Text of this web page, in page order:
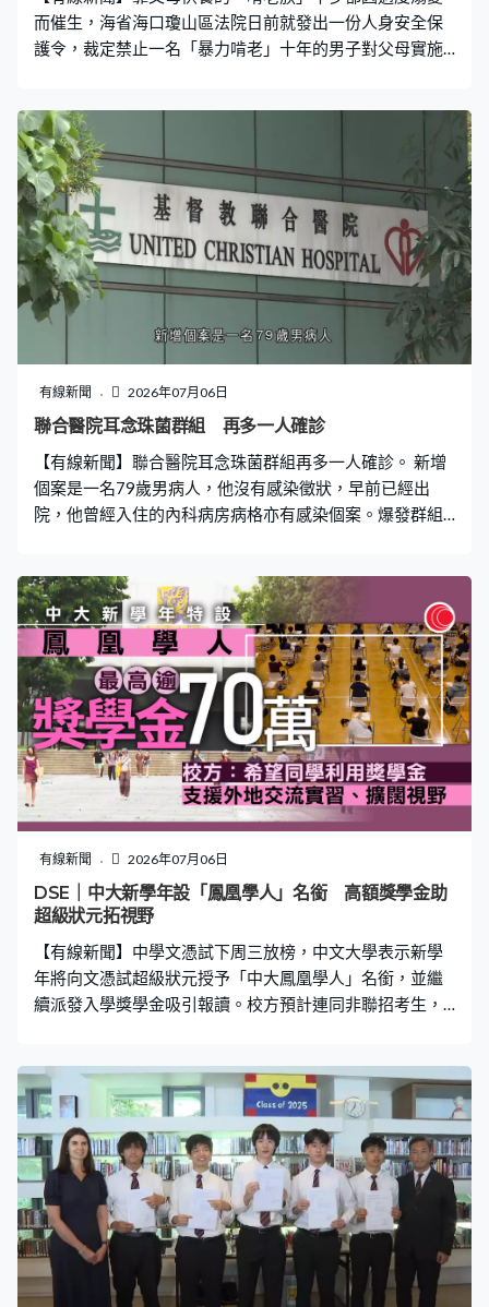
而催生，海省海口瓊山區法院日前就發出一份人身安全保
護令，裁定禁止一名「暴力啃老」十年的男子對父母實施
事人是一對長期溺愛獨子的夫妻，一直以來「有求必
應」，卻換來兒子愈發瘋狂的索取，導致累計近百萬元家
產被揮霍一空。由於兒子稍有不順便惡語相向、人身威
脅，令家人陷於「給錢就太平，不給就翻臉」的死循環，
既無力掙脫，又羞於聲張。 經當地法院陪審員及社區民警
家訪後發現，當事人存在嚴重認知偏差，強行「平息」只
會助長惡行，但更大難題在於如何讓受害人相信「自己有
權說不」，決定制定出適合基層的證據收集清單與申請指
引，並幫助受害家屬破除「家醜不可外揚」的觀念。在司
法局支持下，他們嚴格依照法定程序收集相關證據材料，
確保證據鏈完整、事實清晰。 司法局指導保存證管會 傳
媒：終結噩夢 據司法局表示，這類案件最怕的就是證據滅
失，所以第一時間指導當事人保存聊天記錄、轉賬憑證、
傷情照片、報警記錄，形成完整的證據閉環。法院認定申
請人面臨家庭暴力的現實危險，裁定禁止被申請人騷
有線新聞 2026年07月06日
聯合醫院耳念珠菌群組 再多一人確診
【有線新聞】聯合醫院耳念珠菌群組再多一人確診。 新增
個案是一名79歲男病人，他沒有感染徵狀，早前已經出
院，他曾經入住的內科病房病格亦有感染個案。爆發群組
有線新聞 2026年07月06日
DSE｜中大新學年設「鳳凰學人」名銜 高額獎學金助
超級狀元拓視野
【有線新聞】中學文憑試下周三放榜，中文大學表示新學
年將向文憑試超級狀元授予「中大鳳凰學人」名銜，並繼
續派發入學獎學金吸引報讀。校方預計連同非聯招考生，
入讀中大，將獲頒授「中大鳳凰學人」名銜，連同41萬學
習津貼及交流獎學金以及豁免全額學費，最高合計可獲超
過70萬獎學金。中大入學及學生資助處處長劉善雅：「我
們希望同學利用獎學金支援外地交流實習、擴闊視野，獲
得鳳凰獎學金的同學會被稱為『鳳凰學人』，以肯定他們
入學時的成績。」 中大新學年錄取71名直接取錄計劃學
生，主要報讀醫科及理學士等，較去年多近45%，並計劃
增加取錄非本地生人數。中大入學及學生資助處處長劉善
雅：「今年我們發出的取錄已經比去年高很多倍，首先報